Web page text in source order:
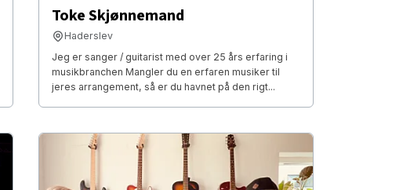
Toke Skjønnemand
Haderslev
Jeg er sanger / guitarist med over 25 års erfaring i
musikbranchen Mangler du en erfaren musiker til
jeres arrangement, så er du havnet på den rigt...